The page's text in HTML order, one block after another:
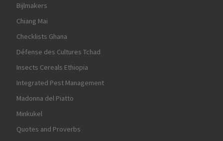
Bijlmakers
Chiang Mai
Checklists Ghana
Défense des Cultures Tchad
Insects Cereals Ethiopia
Integrated Pest Management
Madonna del Piatto
Minkukel
Quotes and Proverbs